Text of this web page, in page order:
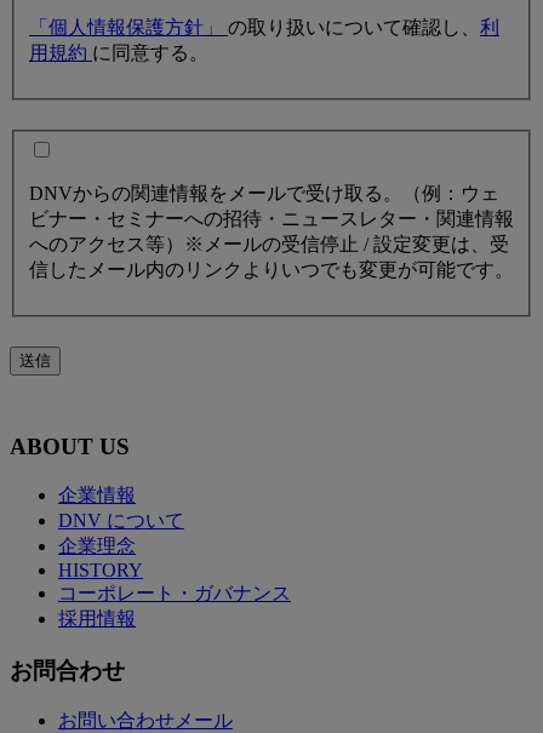
「個人情報保護方針」 の取り扱いについて確認し、 利
用規約 に同意する。
DNVからの関連情報をメールで受け取る。（例：ウェ
ビナー・セミナーへの招待・ニュースレター・関連情報
へのアクセス等）※メールの受信停止 / 設定変更は、受
信したメール内のリンクよりいつでも変更が可能です。
送信
ABOUT US
企業情報
DNV について
企業理念
HISTORY
コーポレート・ガバナンス
採用情報
お問合わせ
お問い合わせメール